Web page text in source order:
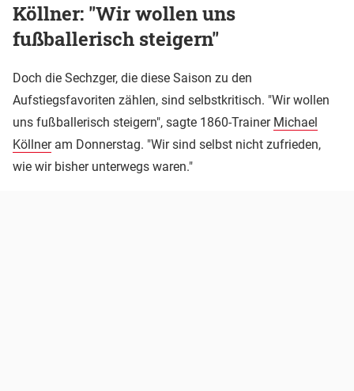
Köllner: "Wir wollen uns
fußballerisch steigern"
Doch die Sechzger, die diese Saison zu den
Aufstiegsfavoriten zählen, sind selbstkritisch. "Wir wollen
uns fußballerisch steigern", sagte 1860-Trainer Michael
Köllneram Donnerstag. "Wir sind selbst nicht zufrieden,
wie wir bisher unterwegs waren."